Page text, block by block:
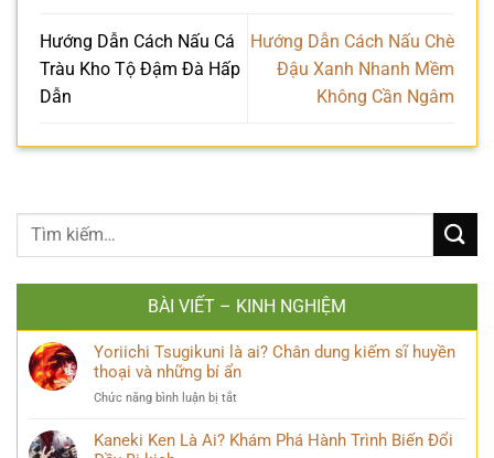
Hướng Dẫn Cách Nấu Cá
Tràu Kho Tộ Đậm Đà Hấp
Dẫn
Hướng Dẫn Cách Nấu Chè
Đậu Xanh Nhanh Mềm
Không Cần Ngâm
BÀI VIẾT – KINH NGHIỆM
Yoriichi Tsugikuni là ai? Chân dung kiếm sĩ huyền
thoại và những bí ẩn
Chức năng bình luận bị tắt
Tsugikuni
Kaneki Ken Là Ai? Khám Phá Hành Trình Biến Đổi